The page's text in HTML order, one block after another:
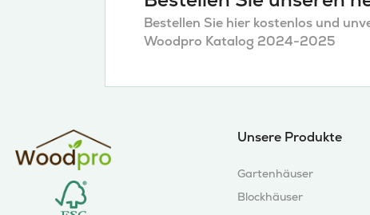
Bestellen Sie hier kostenlos und
Woodpro Katalog 2024-2025
Unsere Produkte
Gartenhäuser
Blockhäuser